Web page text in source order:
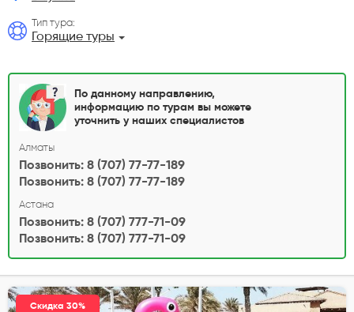
Тип тура:
Горящие туры
По данному направлению,
информацию по турам вы можете
уточнить у наших специалистов
Алматы
Позвонить: 8 (707) 77-77-189
Позвонить: 8 (707) 77-77-189
Астана
Позвонить: 8 (707) 777-71-09
Позвонить: 8 (707) 777-71-09
Скидка 30%